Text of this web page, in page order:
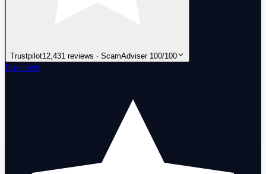
Trustpilot12,431 reviews · ScamAdviser 100/100
Excellent